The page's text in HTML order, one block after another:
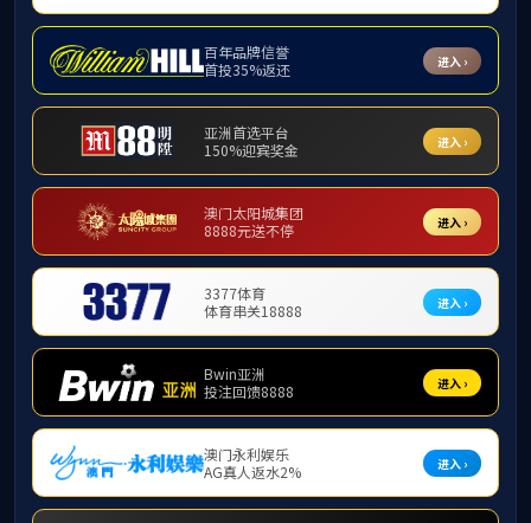
师资队伍
教授
副教授
讲师
助教
讲师
庹永
2017-06-02